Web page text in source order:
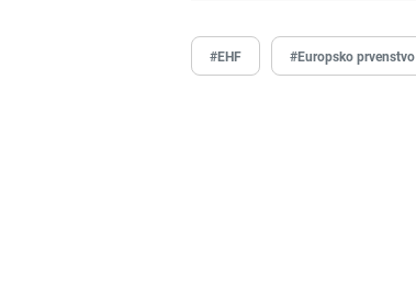
#EHF #Europsko prvenstvo